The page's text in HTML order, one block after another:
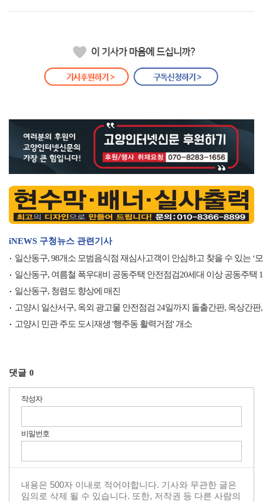
iNEWS 구청뉴스 관련기사
일산동구, 98개소 모범음식점 재심사고객이 안심하고 찾을 수 있는 ‘
일산동구, 여름철 폭우대비 공동주택 안전점검20세대 이상 공동주택
일산동구, 청렴도 향상에 매진
고양시 일산서구, 옥외 광고물 안전점검 24일까지 돌출간판, 옥상간판
고양시 민관 주도 도시재생 '행주동 활력거점' 개소
댓글 0
작성자
비밀번호